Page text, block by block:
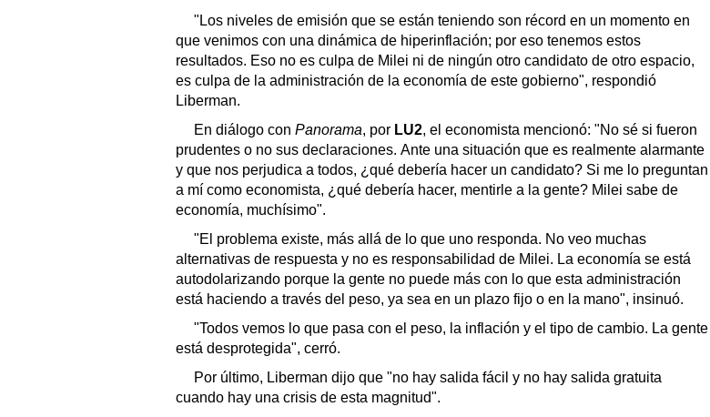
"Los niveles de emisión que se están teniendo son récord en un momento en
que venimos con una dinámica de hiperinflación; por eso tenemos estos
resultados. Eso no es culpa de Milei ni de ningún otro candidato de otro espacio,
es culpa de la administración de la economía de este gobierno", respondió
Liberman.
En diálogo con Panorama, por LU2, el economista mencionó: "No sé si fueron
prudentes o no sus declaraciones. Ante una situación que es realmente alarmante
y que nos perjudica a todos, ¿qué debería hacer un candidato? Si me lo preguntan
a mí como economista, ¿qué debería hacer, mentirle a la gente? Milei sabe de
economía, muchísimo".
"El problema existe, más allá de lo que uno responda. No veo muchas
alternativas de respuesta y no es responsabilidad de Milei. La economía se está
autodolarizando porque la gente no puede más con lo que esta administración
está haciendo a través del peso, ya sea en un plazo fijo o en la mano", insinuó.
"Todos vemos lo que pasa con el peso, la inflación y el tipo de cambio. La gente
está desprotegida", cerró.
Por último, Liberman dijo que "no hay salida fácil y no hay salida gratuita
cuando hay una crisis de esta magnitud".